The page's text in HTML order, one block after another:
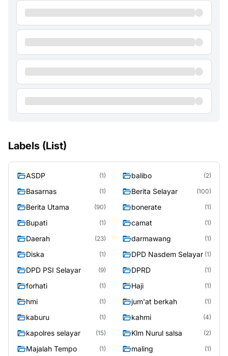
Labels (List)
ASDP (1) balibo (2)
Basarnas (1) Berita Selayar (100)
Berita Utama (90) bonerate (1)
Bupati (1) camat (1)
Daerah (23) darmawang (1)
Diska (1) DPD Nasdem Selayar (1)
DPD PSI Selayar (9) DPRD (1)
forhati (1) Haji (1)
hmi (1) jum'at berkah (1)
kaburu (1) kahmi (4)
kapolres selayar (15) Klm Nurul salsa (2)
Majalah Tempo (1) maling (1)